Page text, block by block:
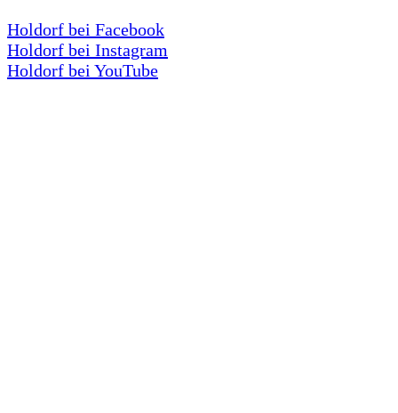
Holdorf bei Facebook
Holdorf bei Instagram
Holdorf bei YouTube